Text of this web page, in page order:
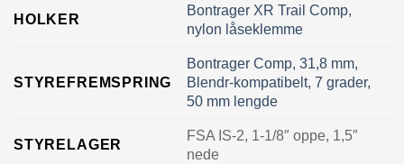
HOLKER
Bontrager XR Trail Comp,
nylon låseklemme
STYREFREMSPRING
Bontrager Comp, 31,8 mm,
Blendr-kompatibelt, 7 grader,
50 mm lengde
STYRELAGER
FSA IS-2, 1-1/8″ oppe, 1,5″
nede